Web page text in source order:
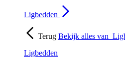
Ligbedden
Terug Bekijk alles van
Ligbedden